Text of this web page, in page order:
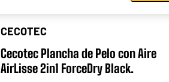
CECOTEC
Cecotec Plancha de Pelo con Aire
AirLisse 2in1 ForceDry Black.